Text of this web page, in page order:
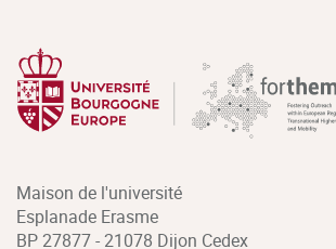
Maison de l'université
Esplanade Erasme
BP 27877 - 21078 Dijon Cedex